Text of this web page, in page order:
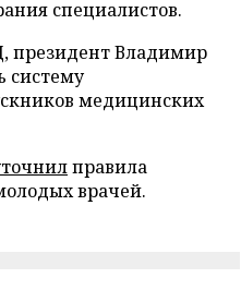
специалистов.
президент Владимир
систему
медицинских
правила
врачей.